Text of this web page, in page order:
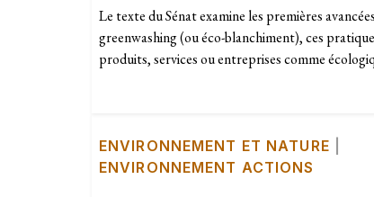
Le texte du Sénat examine les premières
greenwashing (ou éco-blanchiment), ces
produits, services ou entreprises comme
ENVIRONNEMENT ET NATURE
ENVIRONNEMENT ACTIONS